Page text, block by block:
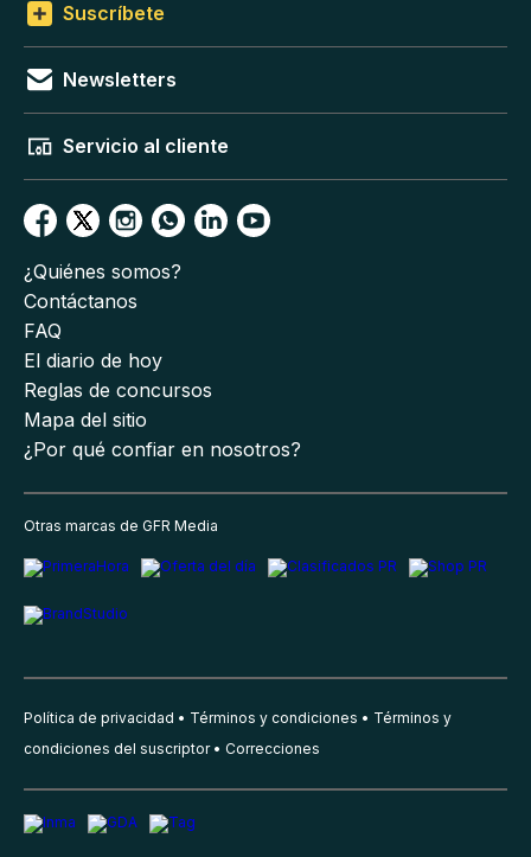
Suscríbete
Newsletters
Servicio al cliente
¿Quiénes somos?
Contáctanos
FAQ
El diario de hoy
Reglas de concursos
Mapa del sitio
¿Por qué confiar en nosotros?
Otras marcas de GFR Media
Política de privacidad Términos y condiciones
Términos y
condiciones del suscriptor
Correcciones